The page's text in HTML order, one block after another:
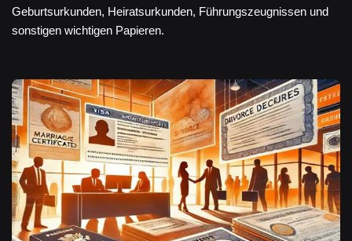
Geburtsurkunden, Heiratsurkunden, Führungszeugnissen und
sonstigen wichtigen Papieren.